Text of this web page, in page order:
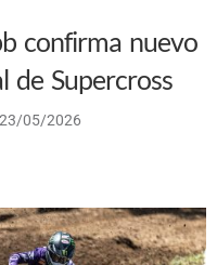
confirma nuevo
de Supercross
23/05/2026